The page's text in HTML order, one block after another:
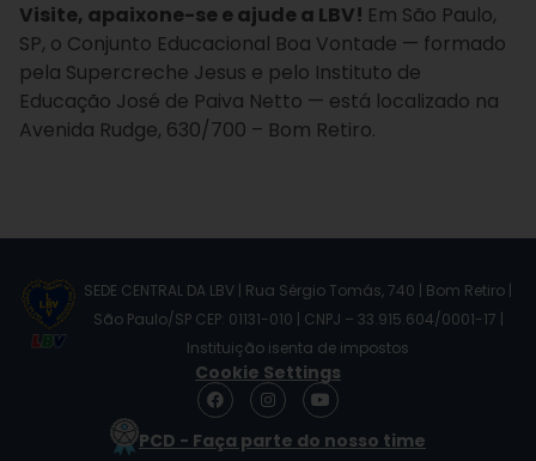
Visite, apaixone-se e ajude a LBV! Em São Paulo,
SP, o Conjunto Educacional Boa Vontade — formado
pela Supercreche Jesus e pelo Instituto de
Educação José de Paiva Netto — está localizado na
Avenida Rudge, 630/700 – Bom Retiro.
SEDE CENTRAL DA LBV | Rua Sérgio Tomás, 740 | Bom Retiro |
São Paulo/SP CEP: 01131-010 | CNPJ – 33.915.604/0001-17 |
Instituição isenta de impostos
Cookie Settings
F
a
e
I
n
s
t
Y
o
t
PCD - Faça parte do nosso time